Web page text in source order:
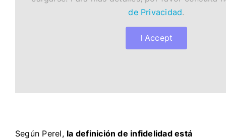
de Privacidad.
I Accept
Según Perel, la definición de infidelidad está